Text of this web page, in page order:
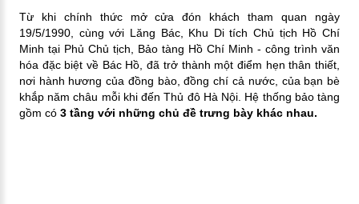
Từ khi chính thức mở cửa đón khách tham quan ngày
19/5/1990, cùng với Lăng Bác, Khu Di tích Chủ tịch Hồ Chí
Minh tại Phủ Chủ tịch, Bảo tàng Hồ Chí Minh - công trình văn
hóa đặc biệt về Bác Hồ, đã trở thành một điểm hẹn thân thiết,
nơi hành hương của đồng bào, đồng chí cả nước, của bạn bè
khắp năm châu mỗi khi đến Thủ đô Hà Nội. Hệ thống bảo tàng
gồm có3 tầng với những chủ đề trưng bày khác nhau.